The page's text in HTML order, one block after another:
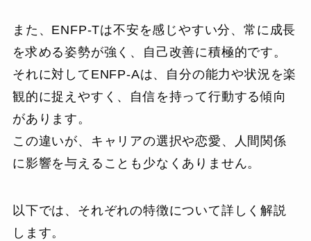
また、ENFP-Tは不安を感じやすい分、常に成長
を求める姿勢が強く、自己改善に積極的です。
それに対してENFP-Aは、自分の能力や状況を楽
観的に捉えやすく、自信を持って行動する傾向
があります。
この違いが、キャリアの選択や恋愛、人間関係
に影響を与えることも少なくありません。
以下では、それぞれの特徴について詳しく解説
します。